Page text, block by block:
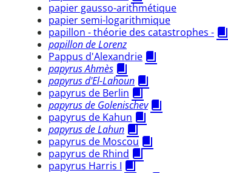
papier gausso-arithmétique
papier semi-logarithmique
papillon - théorie des catastrophes -
papillon de Lorenz
Pappus d'Alexandrie
papyrus Ahmès
papyrus d'El-Lahoun
papyrus de Berlin
papyrus de Golenischev
papyrus de Kahun
papyrus de Lahun
papyrus de Moscou
papyrus de Rhind
papyrus Harris I